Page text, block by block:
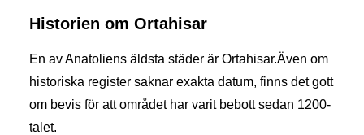
Historien om Ortahisar
En av Anatoliens äldsta städer är Ortahisar.Även om
historiska register saknar exakta datum, finns det gott
om bevis för att området har varit bebott sedan 1200-
talet.